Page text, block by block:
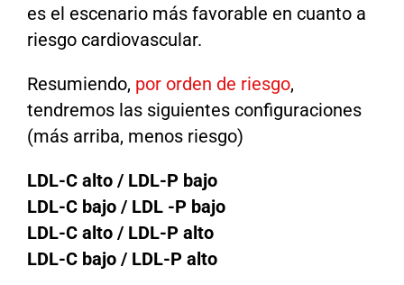
es el escenario más favorable en cuanto a
riesgo cardiovascular.
Resumiendo, por orden de riesgo,
tendremos las siguientes configuraciones
(más arriba, menos riesgo)
LDL-C alto / LDL-P bajo
LDL-C bajo / LDL -P bajo
LDL-C alto / LDL-P alto
LDL-C bajo / LDL-P alto